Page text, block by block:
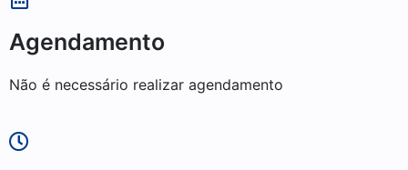
Agendamento
Não é necessário realizar agendamento